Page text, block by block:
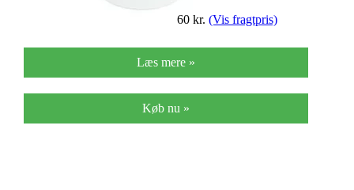
60 kr. (Vis fragtpris)
Læs mere »
Køb nu »